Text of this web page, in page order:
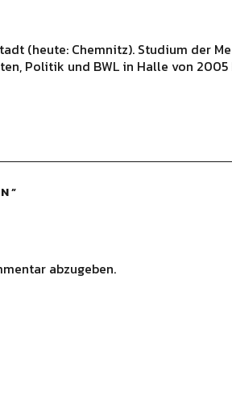
(heute: Chemnitz). Studium der
Politik und BWL in Halle von
”
abzugeben.